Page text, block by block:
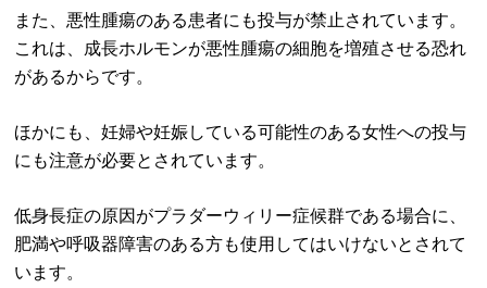
また、悪性腫瘍のある患者にも投与が禁止されています。
これは、成長ホルモンが悪性腫瘍の細胞を増殖させる恐れ
があるからです。
ほかにも、妊婦や妊娠している可能性のある女性への投与
にも注意が必要とされています。
低身長症の原因がプラダーウィリー症候群である場合に、
肥満や呼吸器障害のある方も使用してはいけないとされて
います。